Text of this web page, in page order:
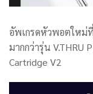
อัพเกรดหัวพอตใหม่
มากกว่ารุ่น V.THRU
Cartridge V2